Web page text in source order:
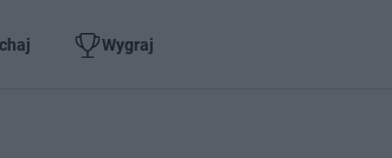
Wygraj